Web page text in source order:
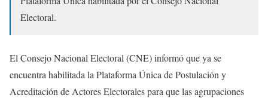
Electoral.
El Consejo Nacional Electoral (CNE) informó que ya se
encuentra habilitada la Plataforma Única de Postulación y
Acreditación de Actores Electorales para que las agrupaciones